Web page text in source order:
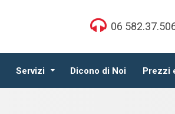
Servizi Dicono di Noi Prezzi
06